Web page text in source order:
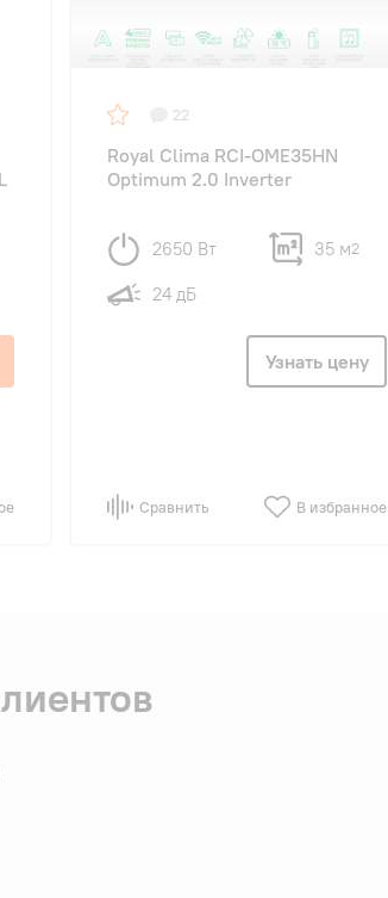
22
Royal Clima RCI-OME35HN
Optimum 2.0 Inverter
2650 Вт 35 м2
24 дБ
Узнать цену
Сравнить В избранное